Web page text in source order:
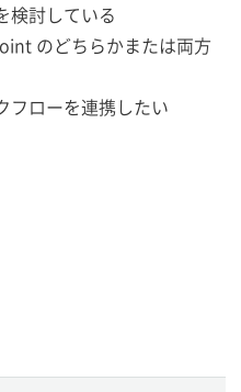
検討している
のどちらかまたは両方
フローを連携したい